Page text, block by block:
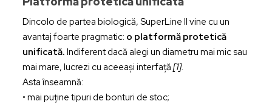
Dincolo de partea biologică, SuperLine II vine cu un
avantaj foarte pragmatic: o platformă protetică
unificată. Indiferent dacă alegi un diametru mai mic sau
mai mare, lucrezi cu aceeași interfață[1].
Asta înseamnă:
• mai puține tipuri de bonturi de stoc;